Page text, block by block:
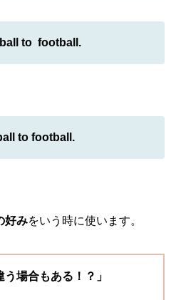
to football.
to football.
好みをいう時に使います。
う場合もある！？」